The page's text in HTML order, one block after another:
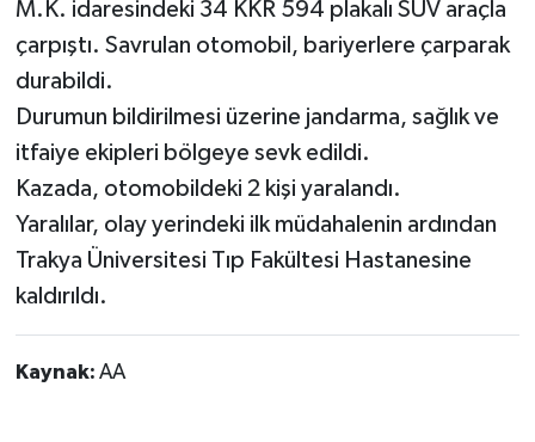
M.K. idaresindeki 34 KKR 594 plakalı SUV araçla
çarpıştı. Savrulan otomobil, bariyerlere çarparak
durabildi.
Durumun bildirilmesi üzerine jandarma, sağlık ve
itfaiye ekipleri bölgeye sevk edildi.
Kazada, otomobildeki 2 kişi yaralandı.
Yaralılar, olay yerindeki ilk müdahalenin ardından
Trakya Üniversitesi Tıp Fakültesi Hastanesine
kaldırıldı.
Kaynak: AA